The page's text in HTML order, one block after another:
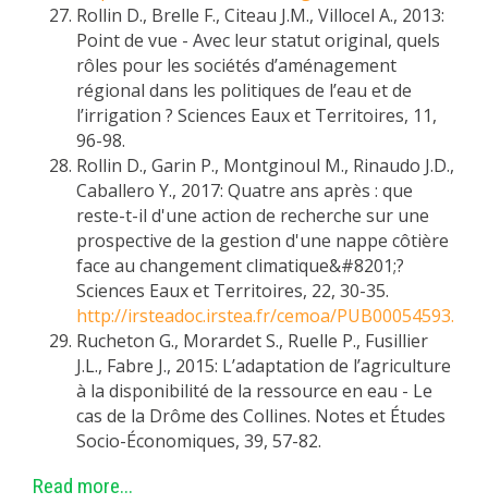
Rollin D., Brelle F., Citeau J.M., Villocel A., 2013:
Point de vue - Avec leur statut original, quels
rôles pour les sociétés d’aménagement
régional dans les politiques de l’eau et de
l’irrigation ? Sciences Eaux et Territoires, 11,
96-98.
Rollin D., Garin P., Montginoul M., Rinaudo J.D.,
Caballero Y., 2017: Quatre ans après : que
reste-t-il d'une action de recherche sur une
prospective de la gestion d'une nappe côtière
face au changement climatique&#8201;?
Sciences Eaux et Territoires, 22, 30-35.
http://irsteadoc.irstea.fr/cemoa/PUB00054593.
Rucheton G., Morardet S., Ruelle P., Fusillier
J.L., Fabre J., 2015: L’adaptation de l’agriculture
à la disponibilité de la ressource en eau - Le
cas de la Drôme des Collines. Notes et Études
Socio-Économiques, 39, 57-82.
Read more...